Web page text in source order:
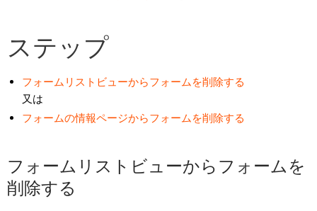
ステップ
フォームリストビューからフォームを削除する
又は
フォームの情報ページからフォームを削除する
フォームリストビューからフォームを
削除する